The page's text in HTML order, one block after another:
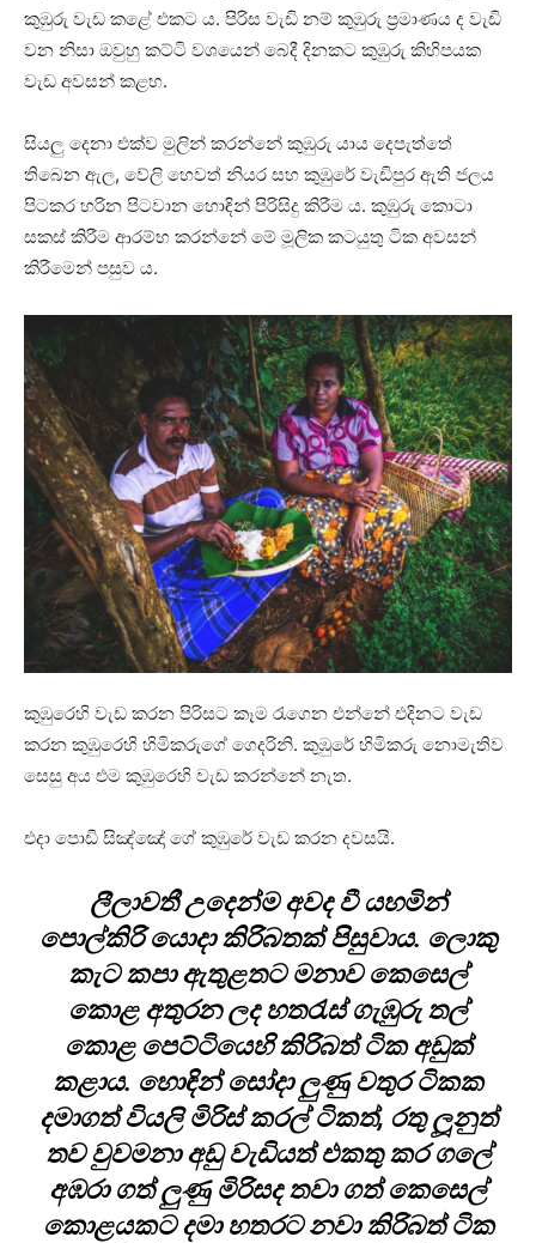
කුඹුරු වැඩ කළේ එකට ය. පිරිස වැඩි නම් කුඹුරු ප්‍රමාණය ද වැඩි
වන නිසා ඔවුහු කට්ටි වශයෙන් බෙදී දිනකට කුඹුරු කිහිපයක
වැඩ අවසන් කළහ.
සියලු දෙනා එක්ව මුලින් කරන්නේ කුඹුරු යාය දෙපැත්තේ
තිබෙන ඇල, වේලි හෙවත් නියර සහ කුඹුරේ වැඩිපුර ඇති ජලය
පිටකර හරින පිටවාන හොඳින් පිරිසිදු කිරීම ය. කුඹුරු කොටා
සකස් කිරීම ආරම්භ කරන්නේ මේ මූලික කටයුතු ටික අවසන්
කිරීමෙන් පසුව ය.
කුඹුරෙහි වැඩ කරන පිරිසට කෑම රැගෙන එන්නේ එදිනට වැඩ
කරන කුඹුරෙහි හිමිකරුගේ ගෙදරිනි. කුඹුරේ හිමිකරු නොමැතිව
සෙසු අය එම කුඹුරෙහි වැඩ කරන්නේ නැත.
එදා පොඩි සිඤ්ඤෝ ගේ කුඹුරේ වැඩ කරන දවසයි.
ලීලාවතී උදෙන්ම අවද වී යහමින්
පොල්කිරි යොදා කිරිබතක් පිසුවාය. ලොකු
කැට කපා ඇතුළතට මනාව කෙසෙල්
කොළ අතුරන ලද හතරැස් ගැඹුරු තල්
කොළ පෙට්ටියෙහි කිරිබත් ටික අඩුක්
කළාය. හොඳින් සෝදා ලුණු වතුර ටිකක
දමාගත් වියලි මිරිස් කරල් ටිකත්, රතු ලූනුත්
තව වුවමනා අඩු වැඩියත් එකතු කර ගලේ
අඹරා ගත් ලුණු මිරිසද තවා ගත් කෙසෙල්
කොළයකට දමා හතරට නවා කිරිබත් ටික